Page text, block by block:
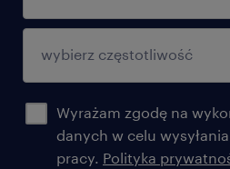
Wyrażam zgodę na
danych w celu
pracy. Polityka